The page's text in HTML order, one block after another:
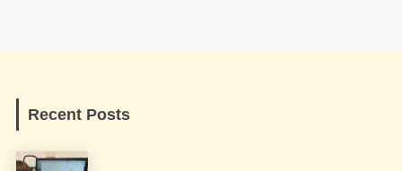
Recent Posts